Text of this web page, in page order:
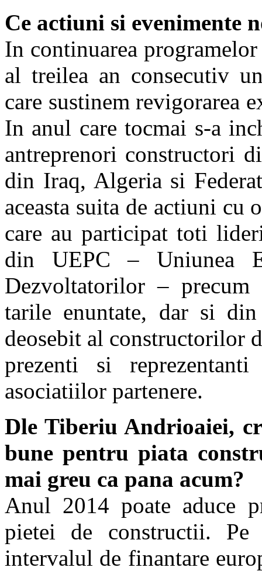
Ce actiuni si evenimente
In continuarea
al treilea an consecutiv
care sustinem revigorarea
In anul care tocmai s-a
antreprenori constructori
din Iraq, Algeria si
aceasta suita de actiuni cu
care au participat toti
din UEPC – Uniunea
Dezvoltatorilor –
tarile enuntate, dar si
deosebit al constructorilor
prezenti si
asociatiilor partenere.
Dle Tiberiu Andrioaiei,
bune pentru piata
mai greu ca pana acum?
Anul 2014 poate aduce
pietei de constructii. Pe
intervalul de finantare